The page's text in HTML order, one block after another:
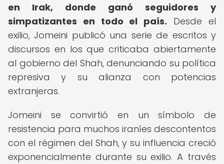
en Irak, donde ganó seguidores y
simpatizantes en todo el país. Desde el
exilio, Jomeini publicó una serie de escritos y
discursos en los que criticaba abiertamente
al gobierno del Shah, denunciando su política
represiva y su alianza con potencias
extranjeras.
Jomeini se convirtió en un símbolo de
resistencia para muchos iraníes descontentos
con el régimen del Shah, y su influencia creció
exponencialmente durante su exilio. A través